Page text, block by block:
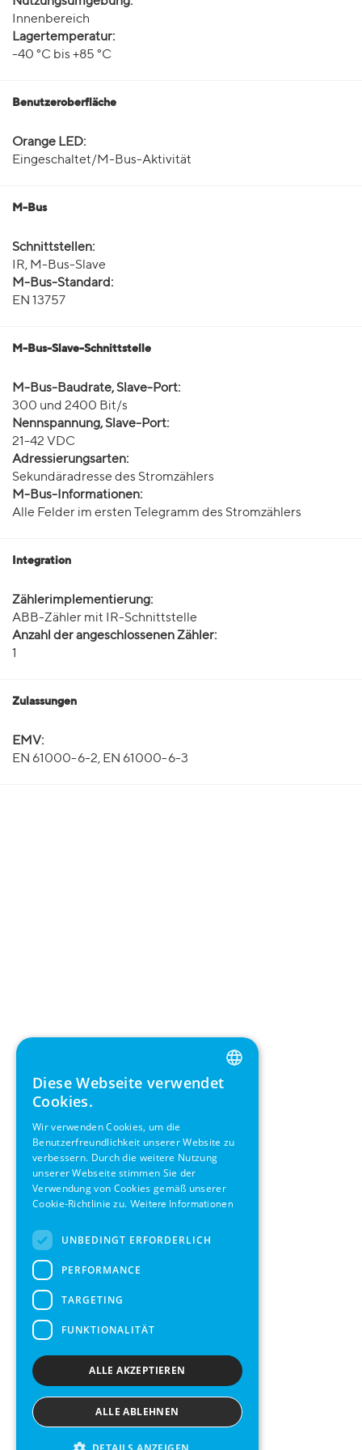
Innenbereich
Lagertemperatur:
-40 °C bis +85 °C
Benutzeroberfläche
Orange LED:
Eingeschaltet/M-Bus-Aktivität
M-Bus
Schnittstellen:
IR, M-Bus-Slave
M-Bus-Standard:
EN 13757
M-Bus-Slave-Schnittstelle
M-Bus-Baudrate, Slave-Port:
300 und 2400 Bit/s
Nennspannung, Slave-Port:
21-42 VDC
Adressierungsarten:
Sekundäradresse des Stromzählers
M-Bus-Informationen:
Alle Felder im ersten Telegramm des Stromzählers
Integration
Zählerimplementierung:
ABB-Zähler mit IR-Schnittstelle
Anzahl der angeschlossenen Zähler:
1
Zulassungen
EMV:
EN 61000-6-2, EN 61000-6-3
ENGLISH
SWEDISH
Diese Webseite verwendet
Cookies.
Wir verwenden Cookies, um die
Benutzerfreundlichkeit unserer Website zu
verbessern. Durch die weitere Nutzung
unserer Webseite stimmen Sie der
Verwendung von Cookies gemäß unserer
Cookie-Richtlinie zu. Weitere Informationen
UNBEDINGT ERFORDERLICH
PERFORMANCE
TARGETING
FUNKTIONALITÄT
ALLE AKZEPTIEREN
ALLE ABLEHNEN